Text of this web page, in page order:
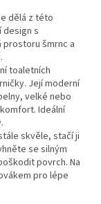
dělá z této
design s
prostoru šmrnc a
toaletních
Její moderní
velké nebo
Ideální
skvěle, stačí ji
se silným
povrch. Na
pro lépe